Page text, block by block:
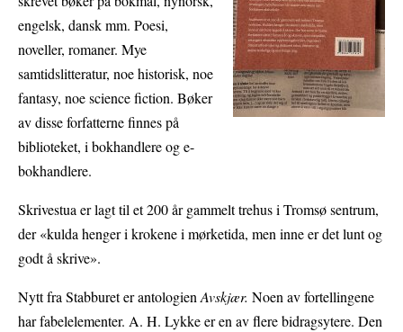
engelsk, dansk mm. Poesi,
noveller, romaner. Mye
samtidslitteratur, noe historisk, noe
fantasy, noe science fiction. Bøker
av disse forfatterne finnes på
biblioteket, i bokhandlere og e-
bokhandlere.
Skrivestua er lagt til et 200 år gammelt trehus i Tromsø sentrum,
der «kulda henger i krokene i mørketida, men inne er det lunt og
godt å skrive».
Nytt fra Stabburet er antologienAvskjær. Noen av fortellingene
har fabelelementer. A. H. Lykke er en av flere bidragsytere. Den